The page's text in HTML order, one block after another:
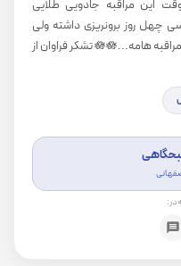
این مراقبه جادویی طلایی
چهل روز برونریزی داشته ولی
دوستش دارم چون تجربش متفاوت از بقیه مراقبه هامه...🪷🪷 تشکر فراوان از
در: